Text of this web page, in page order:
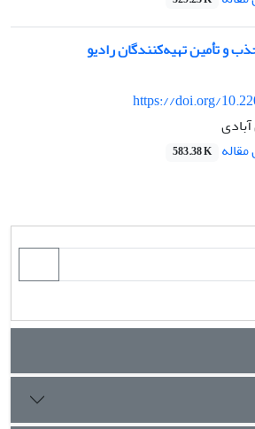
و تأمین تهیه‌کنندگان رادیو
https://doi.org/
583.38 K